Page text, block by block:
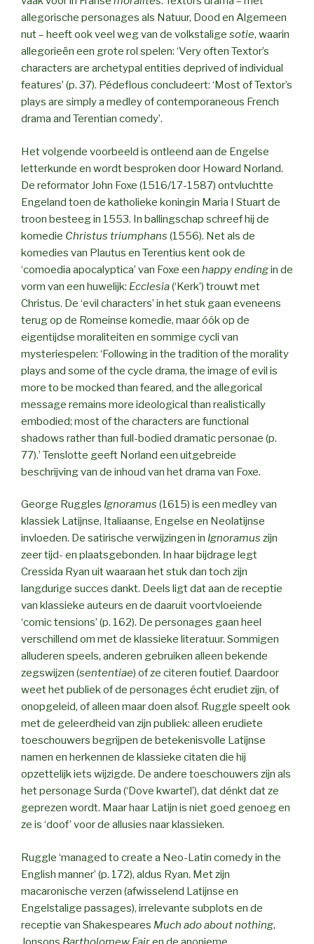
allegorische personages als Natuur, Dood en Algemeen
nut – heeft ook veel weg van de volkstalige sotie, waarin
allegorieën een grote rol spelen: ‘Very often Textor’s
characters are archetypal entities deprived of individual
features’ (p. 37). Pédeflous concludeert: ‘Most of Textor’s
plays are simply a medley of contemporaneous French
drama and Terentian comedy’.
Het volgende voorbeeld is ontleend aan de Engelse
letterkunde en wordt besproken door Howard Norland.
De reformator John Foxe (1516/17-1587) ontvluchtte
Engeland toen de katholieke koningin Maria I Stuart de
troon besteeg in 1553. In ballingschap schreef hij de
komedie Christus triumphans (1556). Net als de
komedies van Plautus en Terentius kent ook de
‘comoedia apocalyptica’ van Foxe een happy endingin de
vorm van een huwelijk: Ecclesia(‘Kerk’) trouwt met
Christus. De ‘evil characters’ in het stuk gaan eveneens
terug op de Romeinse komedie, maar óók op de
eigentijdse moraliteiten en sommige cycli van
mysteriespelen: ‘Following in the tradition of the morality
plays and some of the cycle drama, the image of evil is
more to be mocked than feared, and the allegorical
message remains more ideological than realistically
embodied; most of the characters are functional
shadows rather than full-bodied dramatic personae (p.
77).’ Tenslotte geeft Norland een uitgebreide
beschrijving van de inhoud van het drama van Foxe.
George Ruggles Ignoramus (1615) is een medley van
klassiek Latijnse, Italiaanse, Engelse en Neolatijnse
invloeden. De satirische verwijzingen in Ignoramus zijn
zeer tijd- en plaatsgebonden. In haar bijdrage legt
Cressida Ryan uit waaraan het stuk dan toch zijn
langdurige succes dankt. Deels ligt dat aan de receptie
van klassieke auteurs en de daaruit voortvloeiende
‘comic tensions’ (p. 162). De personages gaan heel
verschillend om met de klassieke literatuur. Sommigen
alluderen speels, anderen gebruiken alleen bekende
zegswijzen (sententiae) of ze citeren foutief. Daardoor
weet het publiek of de personages écht erudiet zijn, of
onopgeleid, of alleen maar doen alsof. Ruggle speelt ook
met de geleerdheid van zijn publiek: alleen erudiete
toeschouwers begrijpen de betekenisvolle Latijnse
namen en herkennen de klassieke citaten die hij
opzettelijk iets wijzigde. De andere toeschouwers zijn als
het personage Surda (‘Dove kwartel’), dat dénkt dat ze
geprezen wordt. Maar haar Latijn is niet goed genoeg en
ze is ‘doof’ voor de allusies naar klassieken.
Ruggle ‘managed to create a Neo-Latin comedy in the
English manner’ (p. 172), aldus Ryan. Met zijn
macaronische verzen (afwisselend Latijnse en
Engelstalige passages), irrelevante subplots en de
receptie van Shakespeares Much ado about nothing,